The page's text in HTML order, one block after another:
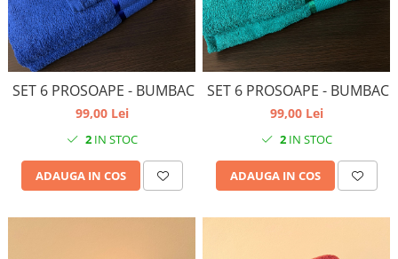
SET 6 PROSOAPE - BUMBAC
99,00 Lei
2IN STOC
ADAUGA IN COS
SET 6 PROSOAPE - BUMBAC
99,00 Lei
2IN STOC
ADAUGA IN COS